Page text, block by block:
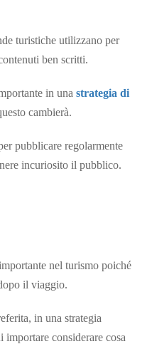
turistiche utilizzano per
ben scritti.
in una strategia di
cambierà.
pubblicare regolarmente
incuriosito il pubblico.
nel turismo poiché
il viaggio.
in una strategia
considerare cosa